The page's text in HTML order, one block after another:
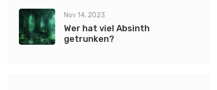
Nov 14, 2023
Wer hat viel Absinth
getrunken?